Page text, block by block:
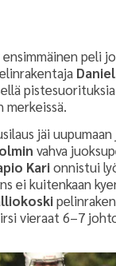
peli
merkeissä.
jäi
vahva
Karionnistui
ei kuitenkaan
vieraat 6–7